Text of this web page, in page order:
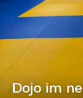
Dojo im